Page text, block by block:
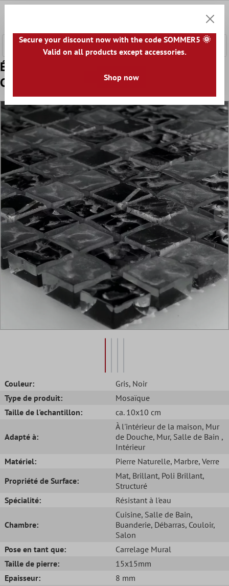
Panier
Échantillon Mosaïque Marbré Verre Zambia
Cannelé
Couleur: Gris, Noir
Type de produit:
Mosaïque
Taille de l'echantillon:
ca. 10x10 cm
Adapté à:
À l'intérieur de la maison, Mur
de Douche, Mur, Salle de Bain ,
Intérieur
Matériel:
Pierre Naturelle, Marbre, Verre
Propriété de Surface:
Mat, Brillant, Poli Brillant,
Structuré
Spécialité:
Résistant à l'eau
Chambre:
Cuisine, Salle de Bain,
Buanderie, Débarras, Couloir,
Salon
Pose en tant que:
Carrelage Mural
Taille de pierre:
15x15mm
Epaisseur:
8 mm
Secure your discount now with the code SOMMER5 🌞
Valid on all products except accessories.
Shop now